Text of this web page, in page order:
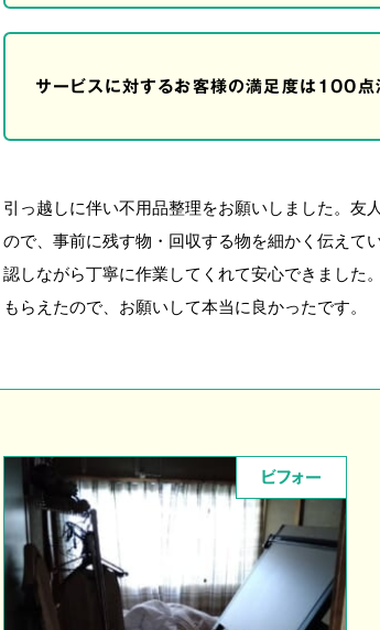
サービスに対するお客様の満足度は100点
引っ越しに伴い不用品整理をお願いしました。友
ので、事前に残す物・回収する物を細かく伝えて
認しながら丁寧に作業してくれて安心できました
もらえたので、お願いして本当に良かったです。
ビフォー